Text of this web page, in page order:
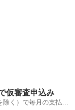
仮審査申込み
く）で毎月の支払額